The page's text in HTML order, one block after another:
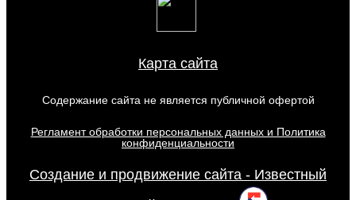
Карта сайта
Содержание сайта не является публичной офертой
Регламент обработки персональных данных и Политика
конфиденциальности
Создание и продвижение сайта - Известный